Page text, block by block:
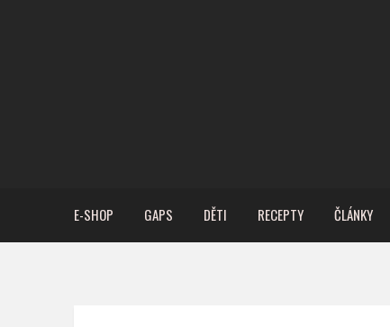
E-SHOP GAPS DĚTI RECEPTY ČLÁNKY